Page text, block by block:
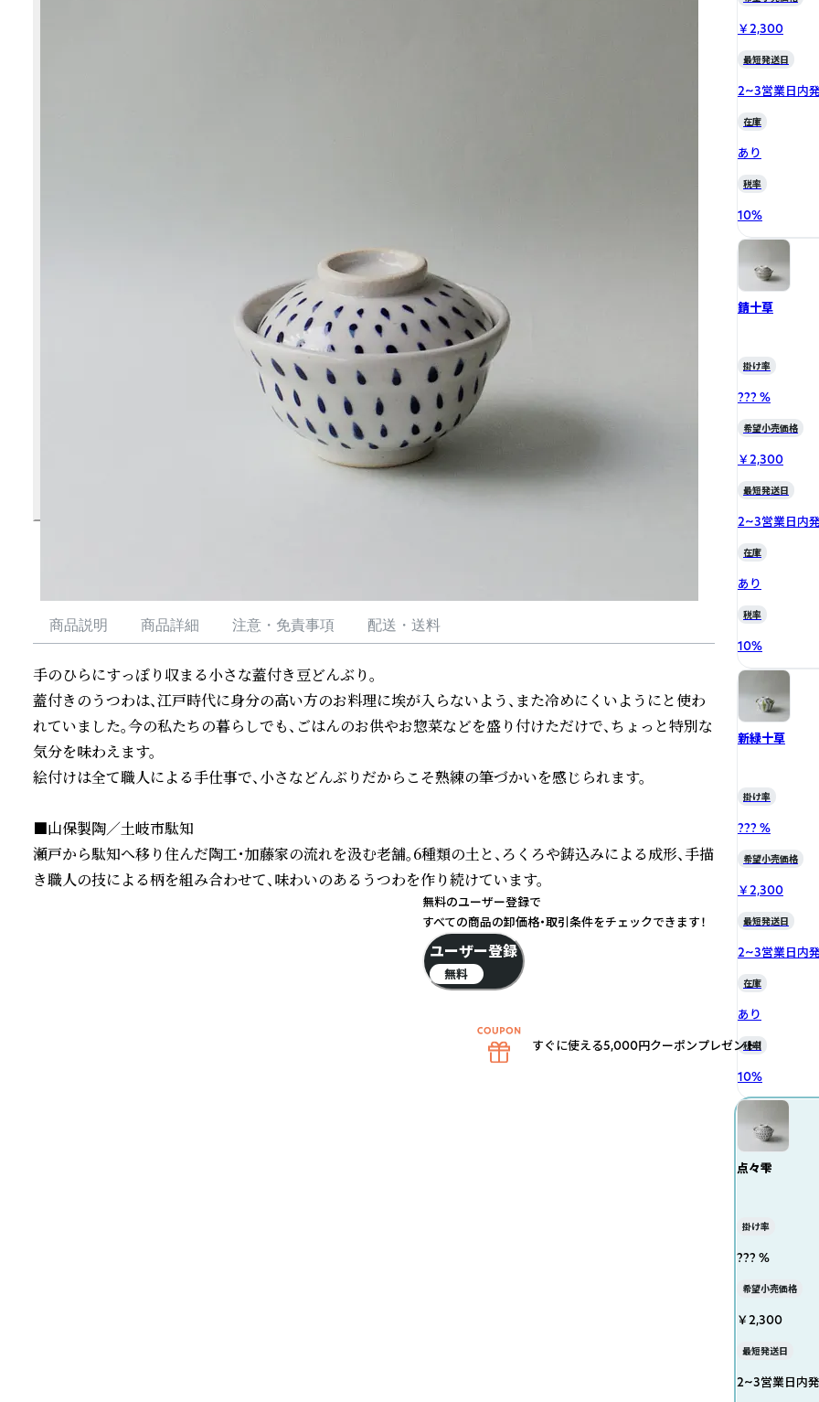
商品説明 商品詳細 注意・免責事項 配送・送料
手のひらにすっぽり収まる小さな蓋付き豆どんぶり。
蓋付きのうつわは、江戸時代に身分の高い方のお料理に埃が入らないよう、また冷めにくいようにと使わ
れていました。今の私たちの暮らしでも、ごはんのお供やお惣菜などを盛り付けただけで、ちょっと特別な
気分を味わえます。
絵付けは全て職人による手仕事で、小さなどんぶりだからこそ熟練の筆づかいを感じられます。
■山保製陶／土岐市駄知
瀬戸から駄知へ移り住んだ陶工・加藤家の流れを汲む老舗。6種類の土と、ろくろや鋳込みによる成形、手描
き職人の技による柄を組み合わせて、味わいのあるうつわを作り続けています。
￥2,300
最短発送日
2~3営業日内
在庫
あり
税率
10%
錆十草
掛け率
??? %
希望小売価格
￥2,300
最短発送日
2~3営業日内
在庫
あり
税率
10%
新緑十草
掛け率
??? %
希望小売価格
￥2,300
最短発送日
2~3営業日内
在庫
あり
税率
10%
点々雫
掛け率
??? %
希望小売価格
￥2,300
最短発送日
2~3営業日内
無料のユーザー登録で
すべての商品の卸価格・取引条件をチェックできます！
ユーザー登録
無料
すぐに使える5,000円クーポンプレゼント！